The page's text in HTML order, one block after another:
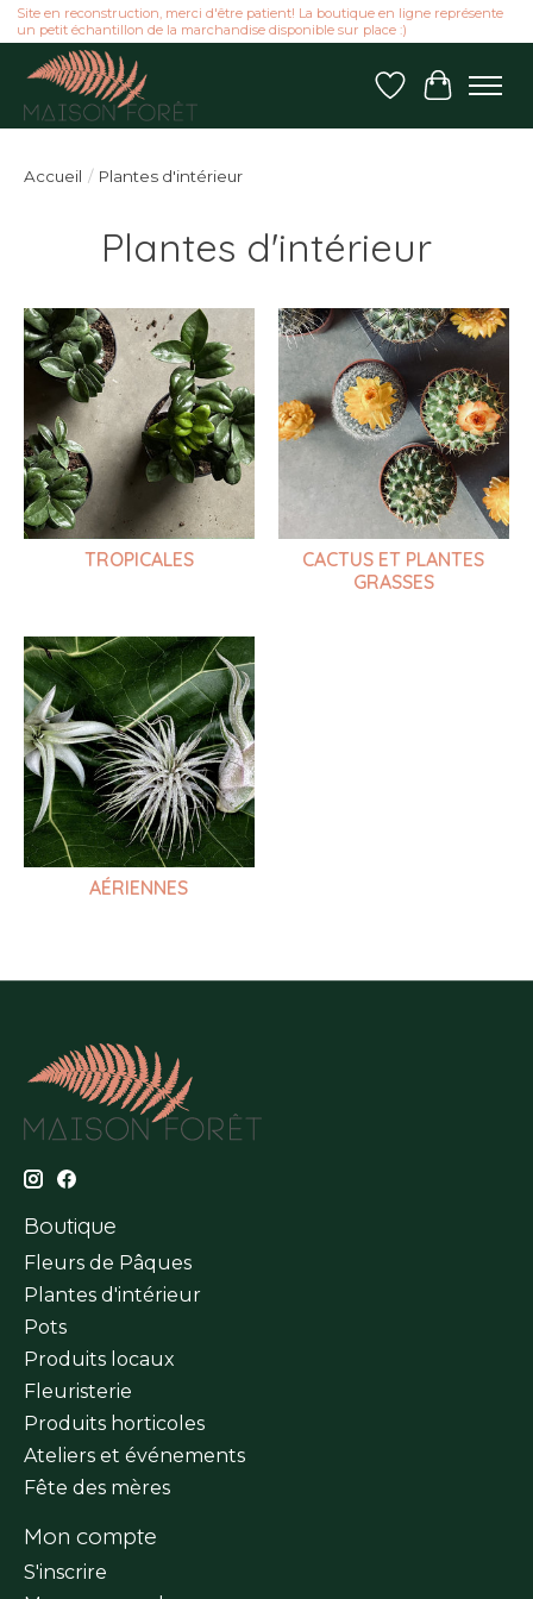
Site en reconstruction, merci d'être patient! La boutique en ligne représente
un petit échantillon de la marchandise disponible sur place :)
Liste dePanier
Accueil / Plantes d'intérieur
Plantes d'intérieur
TROPICALES
CACTUS ET PLANTES
GRASSES
AÉRIENNES
Boutique
Fleurs de Pâques
Plantes d'intérieur
Pots
Produits locaux
Fleuristerie
Produits horticoles
Ateliers et événements
Fête des mères
Mon compte
S'inscrire